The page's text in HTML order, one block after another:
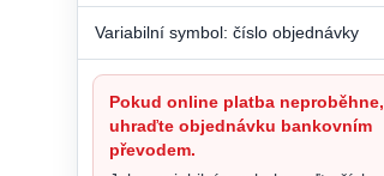
Variabilní symbol: číslo objednávky
Pokud online platba neproběhne,
uhraďte objednávku bankovním
převodem.